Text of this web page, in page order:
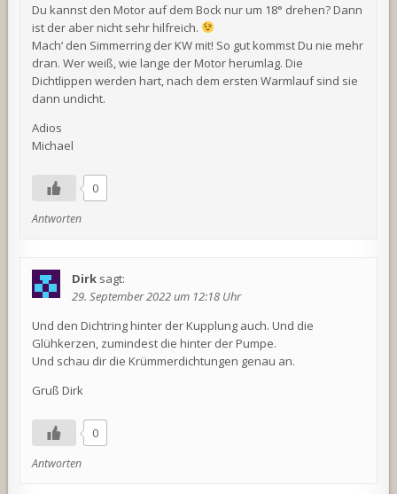
Du kannst den Motor auf dem Bock nur um 18° drehen? Dann
ist der aber nicht sehr hilfreich.
Mach‘ den Simmerring der KW mit! So gut kommst Du nie mehr
dran. Wer weiß, wie lange der Motor herumlag. Die
Dichtlippen werden hart, nach dem ersten Warmlauf sind sie
dann undicht.
Adios
Michael
0
Antworten
Dirk sagt:
29. September 2022 um 12:18 Uhr
Und den Dichtring hinter der Kupplung auch. Und die
Glühkerzen, zumindest die hinter der Pumpe.
Und schau dir die Krümmerdichtungen genau an.
Gruß Dirk
0
Antworten